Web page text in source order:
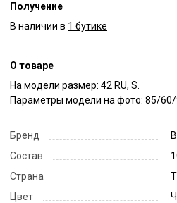
Получение
В наличии в 1 бутике
О товаре
На модели размер: 42 RU, S.
Параметры модели на фото: 85/60/
Бренд
Состав
Страна
Цвет